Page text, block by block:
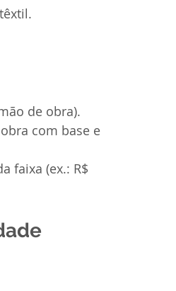
de obra).
com base e
faixa (ex.: R$